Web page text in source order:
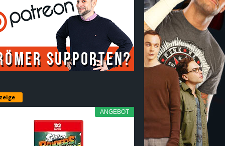
ANGEBOT